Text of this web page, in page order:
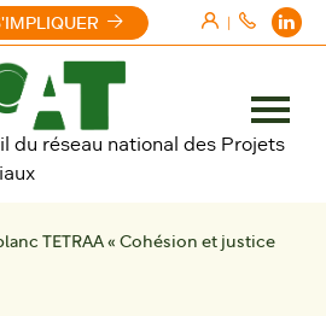
|
du réseau national des Projets
Ouvrir
le
TETRAA « Cohésion et justice